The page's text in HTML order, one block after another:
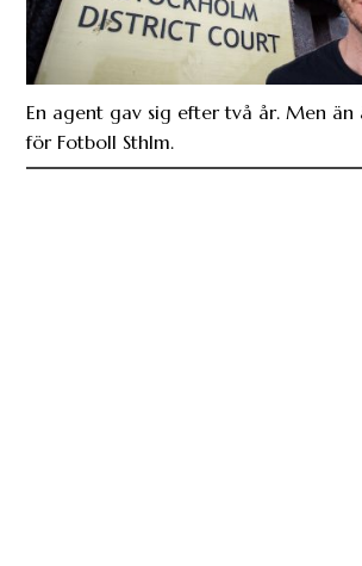
En agent gav sig efter två år. Men
för Fotboll Sthlm.